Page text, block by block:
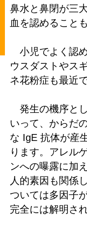
鼻水と鼻閉が三
血を認めること
小児でよく認
ウスダストやス
ネ花粉症も最近
発生の機序と
いって、からだ
な IgE 抗体が産
ります。アレル
ンへの曝露に加
人的素因も関係
ついては多因子
完全には解明さ